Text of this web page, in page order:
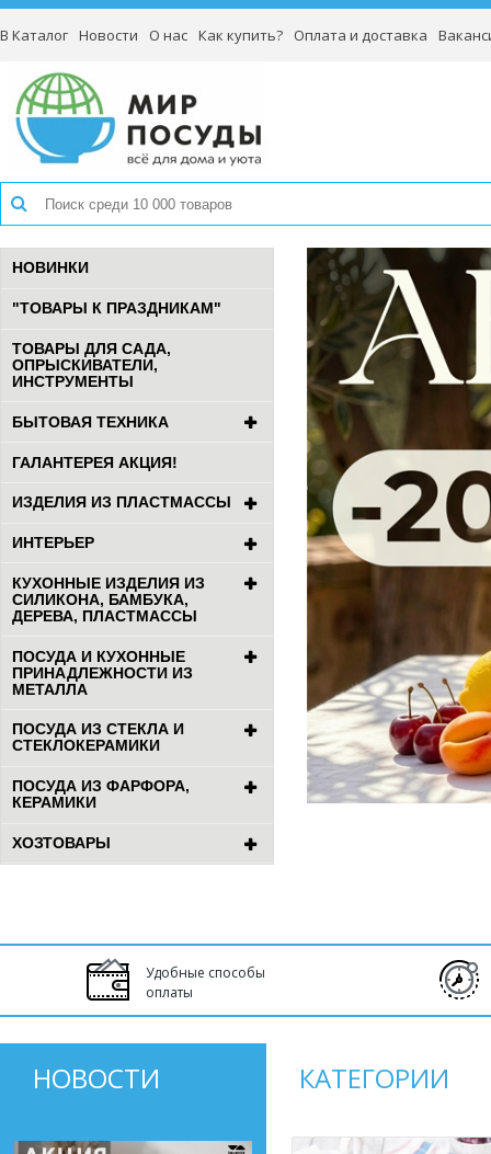
В Каталог Новости О нас Как купить? Оплата и доставка
НОВИНКИ
"ТОВАРЫ К ПРАЗДНИКАМ"
ТОВАРЫ ДЛЯ САДА,
ОПРЫСКИВАТЕЛИ,
ИНСТРУМЕНТЫ
БЫТОВАЯ ТЕХНИКА
ГАЛАНТЕРЕЯ АКЦИЯ!
ИЗДЕЛИЯ ИЗ ПЛАСТМАССЫ
ИНТЕРЬЕР
КУХОННЫЕ ИЗДЕЛИЯ ИЗ
СИЛИКОНА, БАМБУКА,
ДЕРЕВА, ПЛАСТМАССЫ
ПОСУДА И КУХОННЫЕ
ПРИНАДЛЕЖНОСТИ ИЗ
МЕТАЛЛА
ПОСУДА ИЗ СТЕКЛА И
СТЕКЛОКЕРАМИКИ
ПОСУДА ИЗ ФАРФОРА,
КЕРАМИКИ
ХОЗТОВАРЫ
Удобные способы
оплаты
НОВОСТИ КАТЕГОРИИ